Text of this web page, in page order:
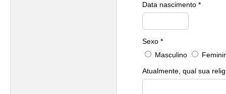
Data nascimento *
Sexo *
Masculino
Atualmente, qual sua